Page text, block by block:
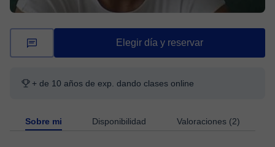
Ofrece prueba gratuita
$ 21/
Elegir día y reservar
+ de 10 años de exp. dando clases online
Sobre mi Disponibilidad Valoraciones (2)